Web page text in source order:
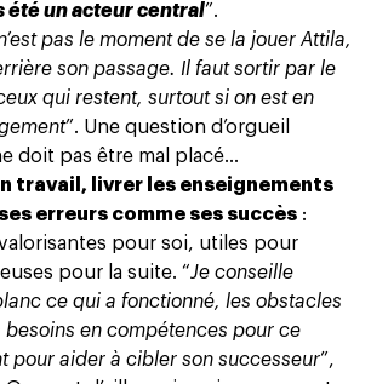
été un acteur central”.
pas le moment de se la jouer Attila,
son passage. Il faut sortir par le
qui restent, surtout si on est en
”. Une question d’orgueil
doit pas être mal placé...
travail, livrer les enseignements
erreurs comme ses succès :
pour soi, utiles pour
pour la suite. “Je conseille
ce qui a fonctionné, les obstacles
en compétences pour ce
pour aider à cibler son successeur”,